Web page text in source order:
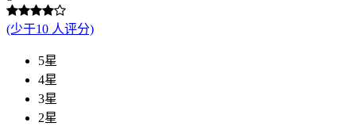
(少于10 人评分)
5星
4星
3星
2星